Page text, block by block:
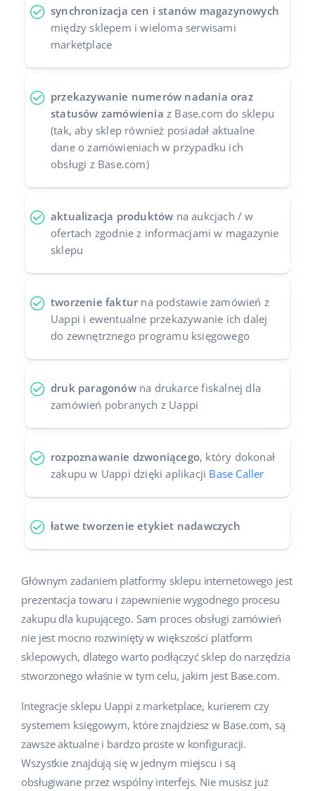
synchronizacja cen i stanów magazynowych
między sklepem i wieloma serwisami
marketplace
przekazywanie numerów nadania oraz
statusów zamówienia z Base.com do sklepu
(tak, aby sklep również posiadał aktualne
dane o zamówieniach w przypadku ich
obsługi z Base.com)
aktualizacja produktów na aukcjach / w
ofertach zgodnie z informacjami w magazynie
sklepu
tworzenie faktur na podstawie zamówień z
Uappi i ewentualne przekazywanie ich dalej
do zewnętrznego programu księgowego
druk paragonówna drukarce fiskalnej dla
zamówień pobranych z Uappi
rozpoznawanie dzwoniącego, który dokonał
zakupu w Uappi dzięki aplikacji Base Caller
łatwe tworzenie etykiet nadawczych
Głównym zadaniem platformy sklepu internetowego jest
prezentacja towaru i zapewnienie wygodnego procesu
zakupu dla kupującego. Sam proces obsługi zamówień
nie jest mocno rozwinięty w większości platform
sklepowych, dlatego warto podłączyć sklep do narzędzia
stworzonego właśnie w tym celu, jakim jest Base.com.
Integracje sklepu Uappi z marketplace, kurierem czy
systemem księgowym, które znajdziesz w Base.com, są
zawsze aktualne i bardzo proste w konfiguracji.
Wszystkie znajdują się w jednym miejscu i są
obsługiwane przez wspólny interfejs. Nie musisz już